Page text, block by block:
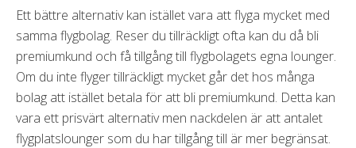
Ett bättre alternativ kan istället vara att flyga mycket med
samma flygbolag. Reser du tillräckligt ofta kan du då bli
premiumkund och få tillgång till flygbolagets egna lounger.
Om du inte flyger tillräckligt mycket går det hos många
bolag att istället betala för att bli premiumkund. Detta kan
vara ett prisvärt alternativ men nackdelen är att antalet
flygplatslounger som du har tillgång till är mer begränsat.